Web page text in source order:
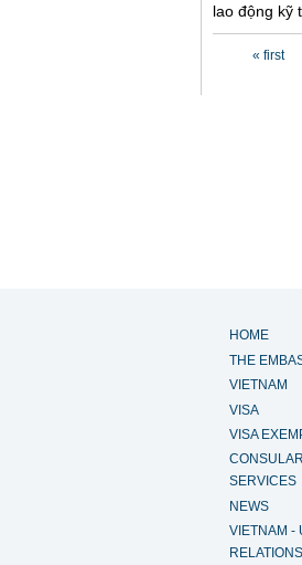
lao động kỹ
« first
HOME
THE
VIETNAM
VISA
VISA
CONSULAR
SERVICES
NEWS
VIETNAM -
RELATIONS